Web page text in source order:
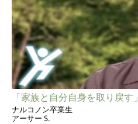
「家族と自分自身を取り戻す」
ナルコノン卒業生
アーサー S.